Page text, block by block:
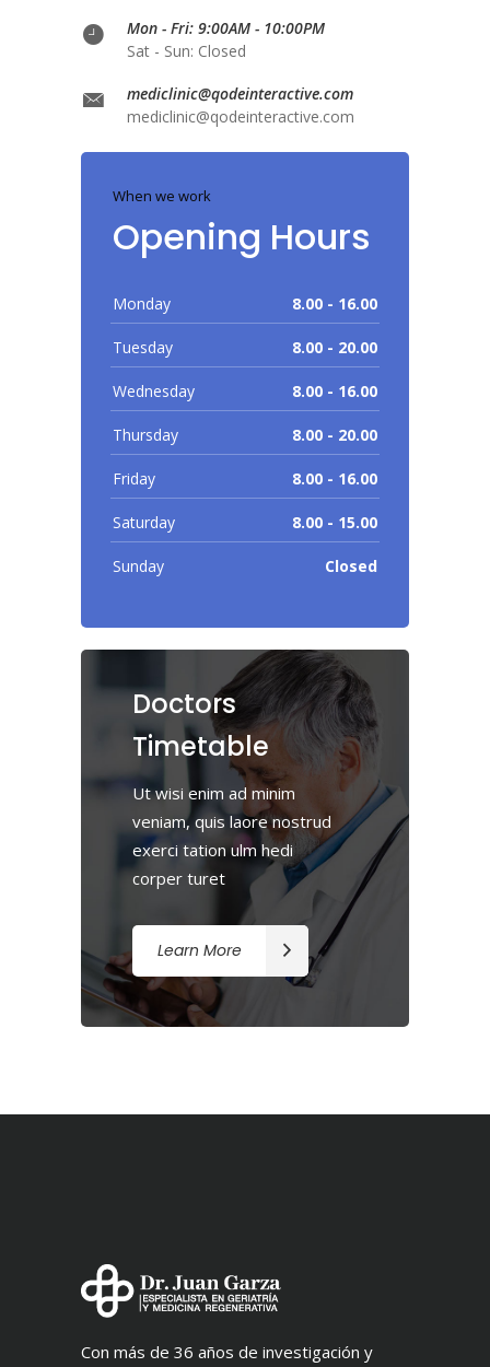
Mon - Fri: 9:00AM - 10:00PM
Sat - Sun: Closed
mediclinic@qodeinteractive.com
mediclinic@qodeinteractive.com
When we work
Opening Hours
Monday 8.00 - 16.00
Tuesday 8.00 - 20.00
Wednesday 8.00 - 16.00
Thursday 8.00 - 20.00
Friday 8.00 - 16.00
Saturday 8.00 - 15.00
Sunday Closed
Doctors
Timetable
Ut wisi enim ad minim
veniam, quis laore nostrud
exerci tation ulm hedi
corper turet
Learn More
Con más de 36 años de investigación y